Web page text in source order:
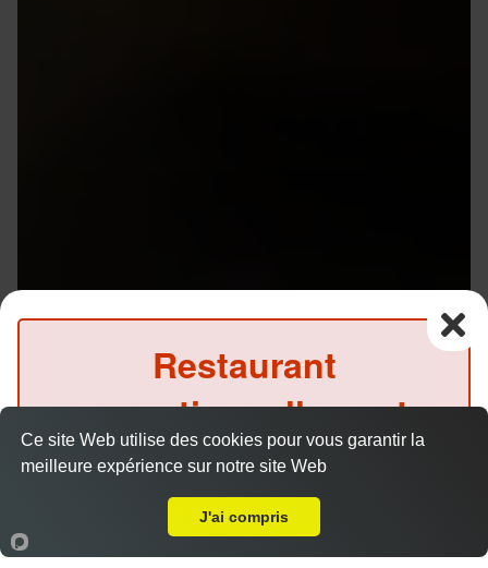
Accueil Panier Compte
Restaurant
exceptionnellement
fermé ce soir
(Précommande possible)
Ce site Web utilise des cookies pour vous garantir la
meilleure expérience sur notre site Web
J'ai compris